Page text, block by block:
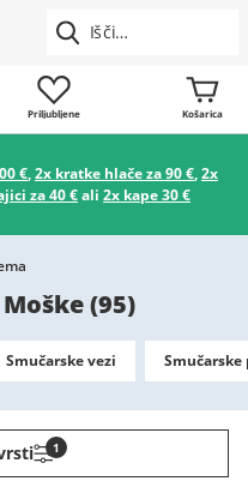
Priljubljene Košarica
€,2x kratke hlače za 90 €,2x
za 40 €ali 2x kape 30 €
(95)
Smučarske vezi Smučarske
1